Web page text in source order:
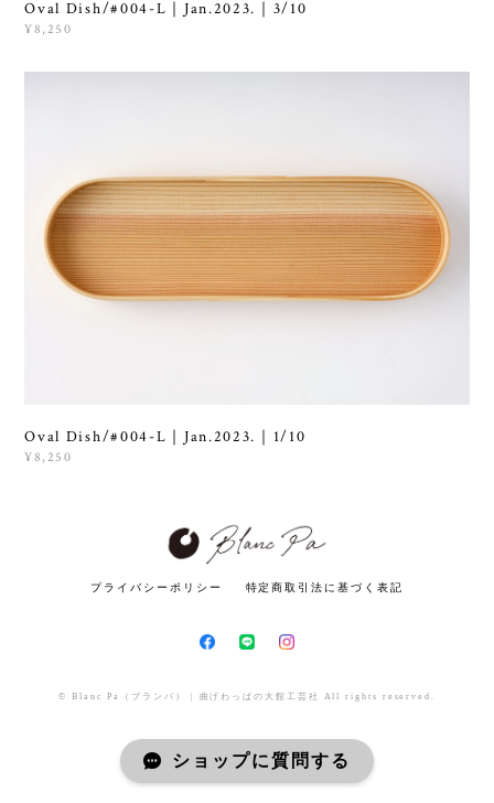
Oval Dish/#004-L｜Jan.2023.｜3/10
¥8,250
Oval Dish/#004-L｜Jan.2023.｜1/10
¥8,250
プライバシーポリシー 特定商取引法に基づく表記
© Blanc Pa（ブランパ） | 曲げわっぱの大館工芸社 All rights reserved.
ショップに質問する